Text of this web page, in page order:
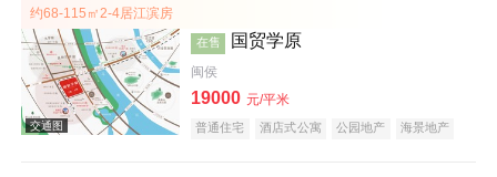
约68-115㎡2-4居江滨房
在售 国贸学原
闽侯
19000 元/平米
普通住宅 酒店式公寓 公园地产
海景地产